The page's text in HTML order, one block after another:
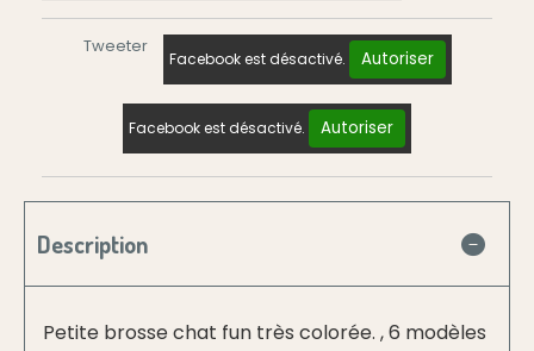
Tweeter
Facebook est désactivé. Autoriser
Facebook est désactivé. Autoriser
Description
Petite brosse chat fun très colorée. , 6 modèles